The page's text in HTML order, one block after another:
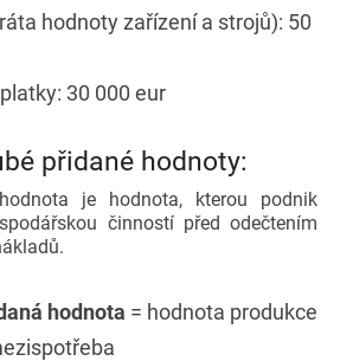
hodnoty zařízení a strojů): 50
30 000 eur
přidané hodnoty:
je hodnota, kterou podnik
činností před odečtením
hodnota = hodnota produkce